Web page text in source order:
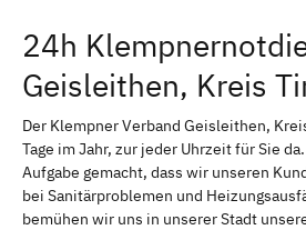
24h
Geisleithen, Kreis
Der Klempner Verband Geisleithen,
Tage im Jahr, zur jeder Uhrzeit für Sie
Aufgabe gemacht, dass wir unseren
bei Sanitärproblemen und
bemühen wir uns in unserer Stadt